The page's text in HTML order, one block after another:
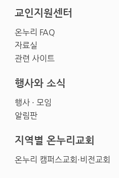
교인지원센터
온누리 FAQ
자료실
관련 사이트
행사와 소식
행사 · 모임
알림판
지역별 온누리교회
온누리 캠퍼스교회·비전교회